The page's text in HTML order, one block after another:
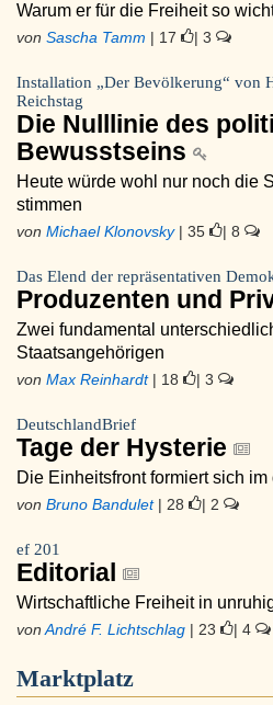
Warum er für die Freiheit so
von Sascha Tamm | 17 | 3
Installation „Der Bevölkerung“ von
Reichstag
Die Nulllinie des
Bewusstseins
Heute würde wohl nur noch die
stimmen
von Michael Klonovsky| 35 | 8
Das Elend der repräsentativen
Produzenten und
Zwei fundamental
Staatsangehörigen
von Max Reinhardt| 18 | 3
DeutschlandBrief
Tage der Hysterie
Die Einheitsfront formiert sich
von Bruno Bandulet| 28 | 2
ef 201
Editorial
Wirtschaftliche Freiheit in
von André F. Lichtschlag | 23 | 4
Marktplatz